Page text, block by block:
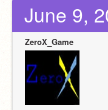
June 9,
ZeroX_Game